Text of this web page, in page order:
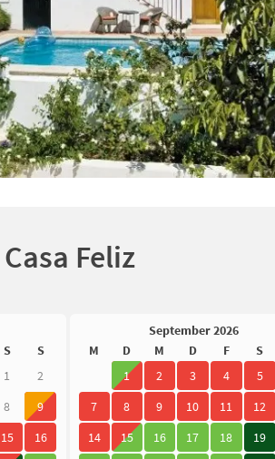
Feliz
S
S
1
2
8
9
15
16
September 2026
M
D M D F S
1
2 3 4 5
7
8 9 10 11 12
14
15 16 17 18 19